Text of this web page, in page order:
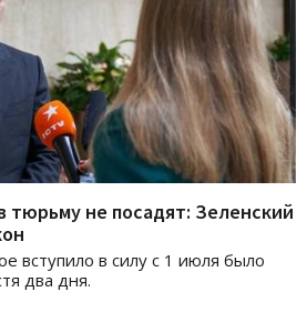
тюрьму не посадят: Зеленский
вступило в силу с 1 июля было
два дня.